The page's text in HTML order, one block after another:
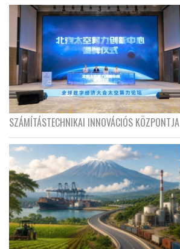
SZÁMÍTÁSTECHNIKAI INNOVÁCIÓS KÖZPONTJA